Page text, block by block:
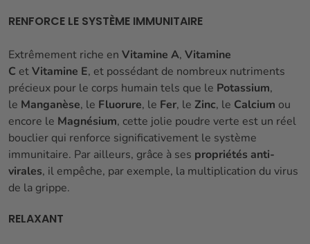
RENFORCE LE SYSTÈME IMMUNITAIRE
Extrêmement riche en Vitamine A, Vitamine
C etVitamine E, et possédant de nombreux nutriments
précieux pour le corps humain tels que le Potassium,
le Manganèse, le Fluorure, le Fer, le Zinc, le Calcium ou
encore le Magnésium, cette jolie poudre verte est un réel
bouclier qui renforce significativement le système
immunitaire. Par ailleurs, grâce à ses propriétés anti-
virales, il empêche, par exemple, la multiplication du virus
de la grippe.
RELAXANT